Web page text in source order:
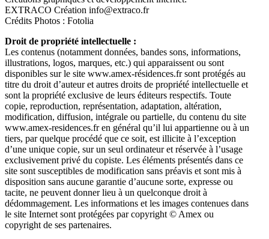
EXTRACO Création info@extraco.fr
Crédits Photos : Fotolia
Droit de propriété intellectuelle :
Les contenus (notamment données, bandes sons, informations,
illustrations, logos, marques, etc.) qui apparaissent ou sont
disponibles sur le site www.amex-résidences.fr sont protégés au
titre du droit d’auteur et autres droits de propriété intellectuelle et
sont la propriété exclusive de leurs éditeurs respectifs. Toute
copie, reproduction, représentation, adaptation, altération,
modification, diffusion, intégrale ou partielle, du contenu du site
www.amex-residences.fr en général qu’il lui appartienne ou à un
tiers, par quelque procédé que ce soit, est illicite à l’exception
d’une unique copie, sur un seul ordinateur et réservée à l’usage
exclusivement privé du copiste. Les éléments présentés dans ce
site sont susceptibles de modification sans préavis et sont mis à
disposition sans aucune garantie d’aucune sorte, expresse ou
tacite, ne peuvent donner lieu à un quelconque droit à
dédommagement. Les informations et les images contenues dans
le site Internet sont protégées par copyright © Amex ou
copyright de ses partenaires.